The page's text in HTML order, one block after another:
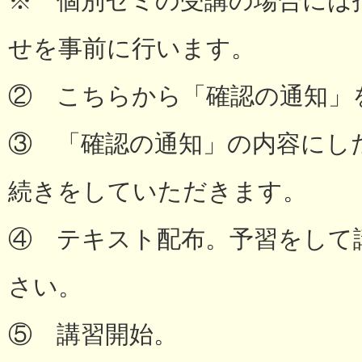
せを事前に行います。
② こちらから「確認の通知」
③ 「確認の通知」の内容にし
続きをしていただきます。
④ テキスト配布。予習をして
さい。
⑤ 講習開始。